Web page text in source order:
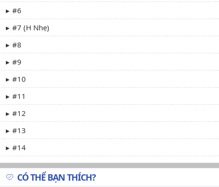
#6
#7 (H Nhẹ)
#8
#9
#10
#11
#12
#13
#14
#15
#16
CÓ THỂ BẠN THÍCH?